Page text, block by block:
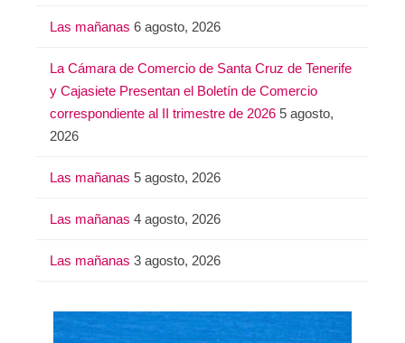
Las mañanas 6 agosto, 2026
La Cámara de Comercio de Santa Cruz de Tenerife
y Cajasiete Presentan el Boletín de Comercio
correspondiente al II trimestre de 2026 5 agosto,
2026
Las mañanas 5 agosto, 2026
Las mañanas 4 agosto, 2026
Las mañanas 3 agosto, 2026